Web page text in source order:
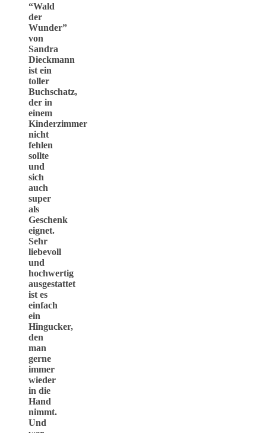
“Wald
der
Wunder”
von
Sandra
Dieckmann
ist ein
toller
Buchschatz,
der in
einem
Kinderzimmer
nicht
fehlen
sollte
und
sich
auch
super
als
Geschenk
eignet.
Sehr
liebevoll
und
hochwertig
ausgestattet
ist es
einfach
ein
Hingucker,
den
man
gerne
immer
wieder
in die
Hand
nimmt.
Und